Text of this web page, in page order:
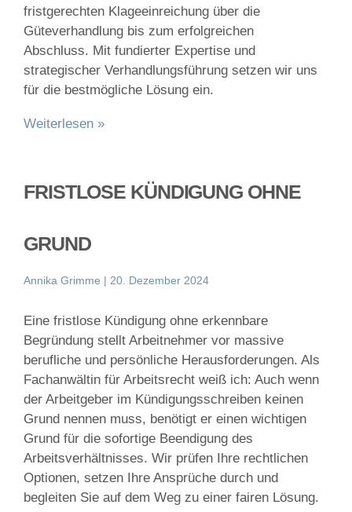
fristgerechten Klageeinreichung über die
Güteverhandlung bis zum erfolgreichen
Abschluss. Mit fundierter Expertise und
strategischer Verhandlungsführung setzen wir uns
für die bestmögliche Lösung ein.
Weiterlesen »
FRISTLOSE KÜNDIGUNG OHNE
GRUND
Annika Grimme 20. Dezember 2024
Eine fristlose Kündigung ohne erkennbare
Begründung stellt Arbeitnehmer vor massive
berufliche und persönliche Herausforderungen. Als
Fachanwältin für Arbeitsrecht weiß ich: Auch wenn
der Arbeitgeber im Kündigungsschreiben keinen
Grund nennen muss, benötigt er einen wichtigen
Grund für die sofortige Beendigung des
Arbeitsverhältnisses. Wir prüfen Ihre rechtlichen
Optionen, setzen Ihre Ansprüche durch und
begleiten Sie auf dem Weg zu einer fairen Lösung.